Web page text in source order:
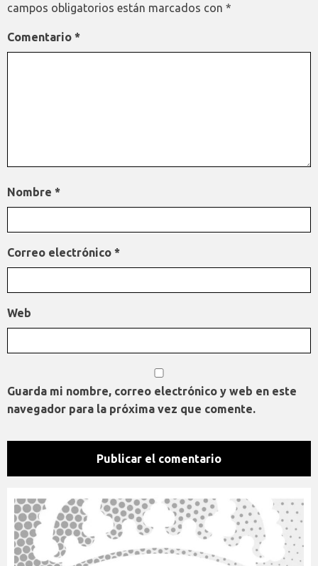
campos obligatorios están marcados con *
Comentario *
Nombre *
Correo electrónico *
Web
Guarda mi nombre, correo electrónico y web en este
navegador para la próxima vez que comente.